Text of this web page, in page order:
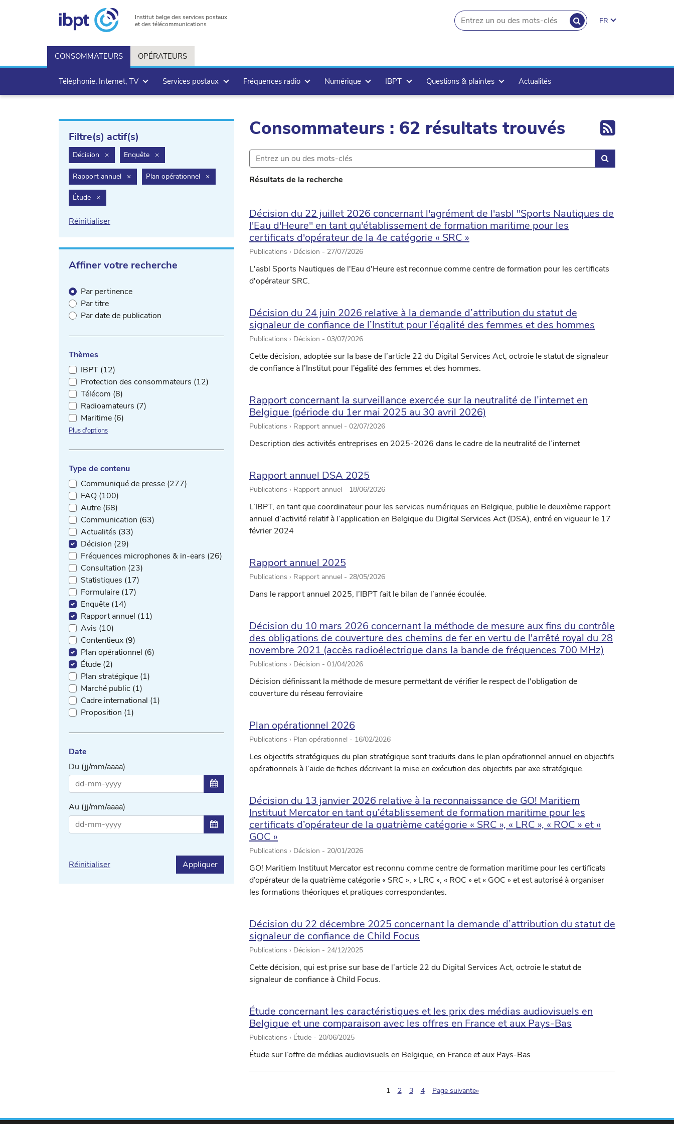
Institut belge des services postaux
et des télécommunications
RECHERCHER
search.button
FR
CONSOMMATEURS OPÉRATEURS
Téléphonie, Internet, TV Services postaux Fréquences radio Numérique IBPT Questions & plaintes Actualités
Filtre(s) actif(s)
Décision ×filter.delete
Enquête ×filter.delete
Rapport annuel ×filter.deletePlan opérationnel ×filter.delete
Étude ×filter.delete
Réinitialiser
Affiner votre recherche
Par pertinence
Par titre
Par date de publication
Thèmes
IBPT (12)
Protection des consommateurs (12)
Télécom (8)
Radioamateurs (7)
Maritime (6)
Plus d'options
Type de contenu
Communiqué de presse (277)
FAQ (100)
Autre (68)
Communication (63)
Actualités (33)
Décision (29)
Fréquences microphones & in-ears (26)
Consultation (23)
Statistiques (17)
Formulaire (17)
Enquête (14)
Rapport annuel (11)
Avis (10)
Contentieux (9)
Plan opérationnel (6)
Étude (2)
Plan stratégique (1)
Marché public (1)
Cadre international (1)
Proposition (1)
Date
Du (jj/mm/aaaa)
Sélectionner une date ...
Au (jj/mm/aaaa)
Sélectionner une date ...
Réinitialiser Appliquer
Consommateurs : 62 résultats trouvés Export
Résultats de la recherche
Décision du 22 juillet 2026 concernant l'agrément de l'asbl "Sports Nautiques de
l'Eau d'Heure" en tant qu'établissement de formation maritime pour les
certificats d'opérateur de la 4e catégorie « SRC »
Publications › Décision - 27/07/2026
L'asbl Sports Nautiques de l'Eau d'Heure est reconnue comme centre de formation pour les certificats
d'opérateur SRC.
Décision du 24 juin 2026 relative à la demande d’attribution du statut de
signaleur de confiance de l’Institut pour l’égalité des femmes et des hommes
Publications › Décision - 03/07/2026
Cette décision, adoptée sur la base de l’article 22 du Digital Services Act, octroie le statut de signaleur
de confiance à l’Institut pour l’égalité des femmes et des hommes.
Rapport concernant la surveillance exercée sur la neutralité de l’internet en
Belgique (période du 1er mai 2025 au 30 avril 2026)
Publications › Rapport annuel - 02/07/2026
Description des activités entreprises en 2025-2026 dans le cadre de la neutralité de l’internet
Rapport annuel DSA 2025
Publications › Rapport annuel - 18/06/2026
L’IBPT, en tant que coordinateur pour les services numériques en Belgique, publie le deuxième rapport
annuel d’activité relatif à l’application en Belgique du Digital Services Act (DSA), entré en vigueur le 17
février 2024
Rapport annuel 2025
Publications › Rapport annuel - 28/05/2026
Dans le rapport annuel 2025, l’IBPT fait le bilan de l’année écoulée.
Décision du 10 mars 2026 concernant la méthode de mesure aux fins du contrôle
des obligations de couverture des chemins de fer en vertu de l'arrêté royal du 28
novembre 2021 (accès radioélectrique dans la bande de fréquences 700 MHz)
Publications › Décision - 01/04/2026
Décision définissant la méthode de mesure permettant de vérifier le respect de l'obligation de
couverture du réseau ferroviaire
Plan opérationnel 2026
Publications › Plan opérationnel - 16/02/2026
Les objectifs stratégiques du plan stratégique sont traduits dans le plan opérationnel annuel en objectifs
opérationnels à l’aide de fiches décrivant la mise en exécution des objectifs par axe stratégique.
Décision du 13 janvier 2026 relative à la reconnaissance de GO! Maritiem
Instituut Mercator en tant qu’établissement de formation maritime pour les
certificats d’opérateur de la quatrième catégorie « SRC », « LRC », « ROC » et «
GOC »
Publications › Décision - 20/01/2026
GO! Maritiem Instituut Mercator est reconnu comme centre de formation maritime pour les certificats
d’opérateur de la quatrième catégorie « SRC », « LRC », « ROC » et « GOC » et est autorisé à organiser
les formations théoriques et pratiques correspondantes.
Décision du 22 décembre 2025 concernant la demande d’attribution du statut de
signaleur de confiance de Child Focus
Publications › Décision - 24/12/2025
Cette décision, qui est prise sur base de l’article 22 du Digital Services Act, octroie le statut de
signaleur de confiance à Child Focus.
Étude concernant les caractéristiques et les prix des médias audiovisuels en
Belgique et une comparaison avec les offres en France et aux Pays-Bas
Publications › Étude - 20/06/2025
Étude sur l’offre de médias audiovisuels en Belgique, en France et aux Pays-Bas
1(pagination.current)
2 3 4 Page suivante»